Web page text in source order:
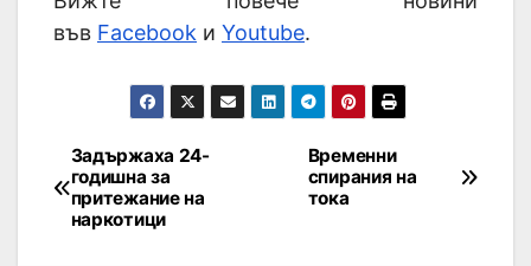
във Facebook и Youtube.
Временни
спирания на
тока
Задържаха 24-
годишна за
притежание на
наркотици